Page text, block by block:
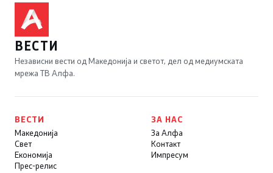
ВЕСТИ
Независни вести од Македонија и светот, дел од медиумската
мрежа ТВ Алфа.
ВЕСТИ
Македонија
Свет
Економија
Прес-релис
ЗА НАС
За Алфа
Контакт
Импресум